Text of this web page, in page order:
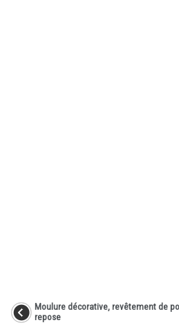
Moulure décorative, revêtement de
repose